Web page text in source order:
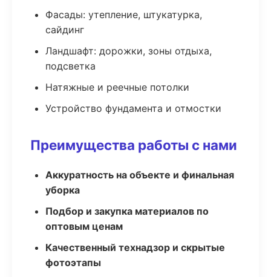
Фасады: утепление, штукатурка,
сайдинг
Ландшафт: дорожки, зоны отдыха,
подсветка
Натяжные и реечные потолки
Устройство фундамента и отмостки
Преимущества работы с нами
Аккуратность на объекте и финальная
уборка
Подбор и закупка материалов по
оптовым ценам
Качественный технадзор и скрытые
фотоэтапы